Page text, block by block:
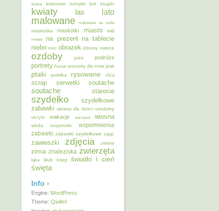
ślubne
kolorowo komplet kot książki
kwiaty las lato
malowane malowane na szkle
maskotka maskotki miasto miś
motyle na prezent na tablecie
niebo noc obrazek obrusy owoce
ozdoby pies podróże
portrety Poznań prezenty dla mnie ptak
ptaki pudełka rysowane róża
scrap serwetki soutache
soutache starocie
szydełko
szydełkowe
zabawki ubrania dla dzieci urodziny
uszyte wakacje warzywa wiosna
woda wspominki
wspomnienia
zabawki zabawki szydełkowe zając
zawieszki zdjęcia zielone
zima znaleziska zwierzęta
łąka ślub śnieg światło i cień
święta
Info
Engine: WordPress
Theme: Qwilm!